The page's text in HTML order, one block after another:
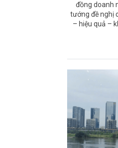
đồng doanh
tướng đề nghị
– hiệu quả –